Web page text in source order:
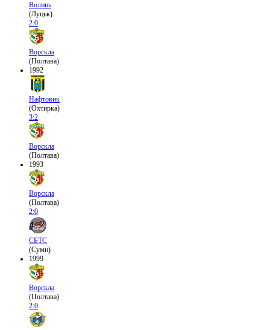
Волинь
(Луцьк)
2:0
Ворскла
(Полтава)
1992
Нафтовик
(Охтирка)
3:2
Ворскла
(Полтава)
1993
Ворскла
(Полтава)
2:0
СБТС
(Суми)
1999
Ворскла
(Полтава)
2:0